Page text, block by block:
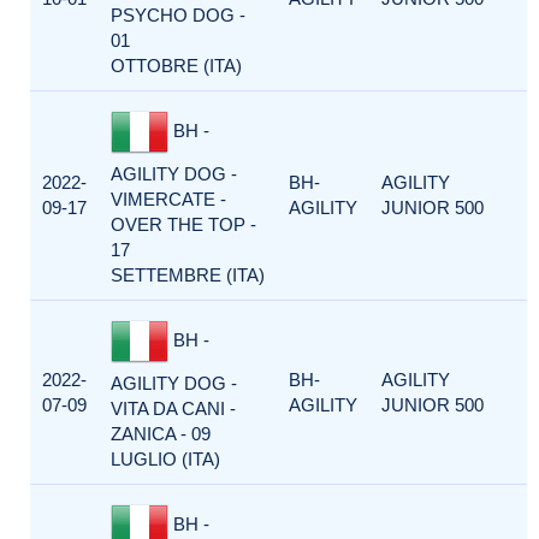
PSYCHO DOG -
01
OTTOBRE (ITA)
2022-
09-17
BH -
AGILITY DOG -
VIMERCATE -
OVER THE TOP -
17
SETTEMBRE (ITA)
BH-
AGILITY
AGILITY
JUNIOR 500
2022-
07-09
BH -
AGILITY DOG -
VITA DA CANI -
ZANICA - 09
LUGLIO (ITA)
BH-
AGILITY
AGILITY
JUNIOR 500
BH -